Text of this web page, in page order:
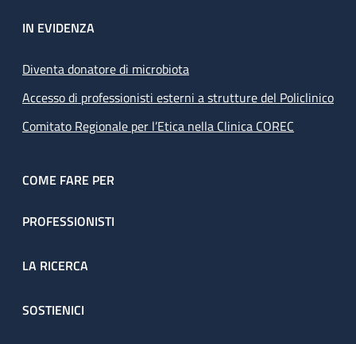
IN EVIDENZA
Diventa donatore di microbiota
Accesso di professionisti esterni a strutture del Policlinico
Comitato Regionale per l’Etica nella Clinica COREC
COME FARE PER
PROFESSIONISTI
LA RICERCA
SOSTIENICI